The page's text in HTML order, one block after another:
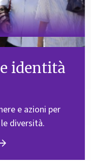
identità
e azioni per
diversità.